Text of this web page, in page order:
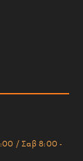
/ Σαβ 8:00 -